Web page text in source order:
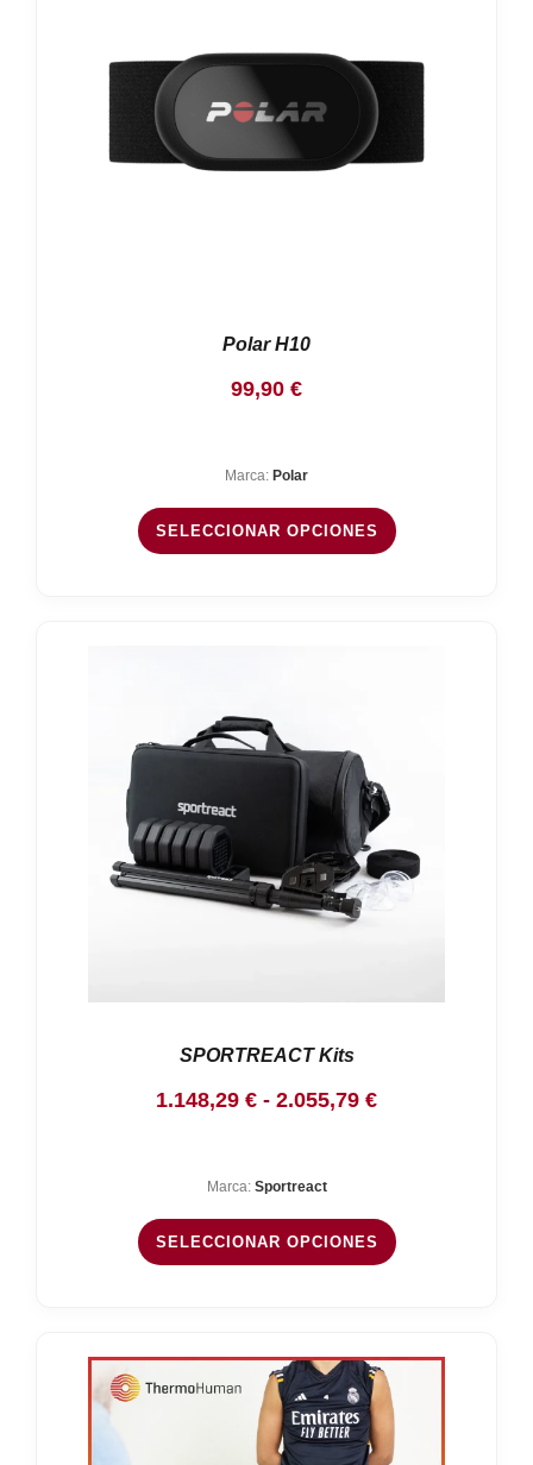
Polar H10
99,90 €
Marca: Polar
SELECCIONAR OPCIONES
SPORTREACT Kits
1.148,29 € - 2.055,79 €Rango
1.148,29 €
hasta
Marca: Sportreact
SELECCIONAR OPCIONES